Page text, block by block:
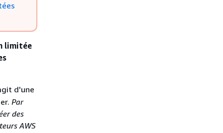
limitée
d'une
Par
des
AWS